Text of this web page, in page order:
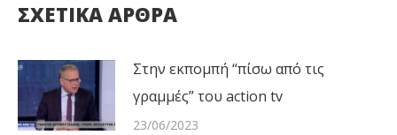
ΣΧΕΤΙΚΑ ΑΡΘΡΑ
Στην εκπομπή “πίσω από τις
γραμμές” του action tv
23/06/2023